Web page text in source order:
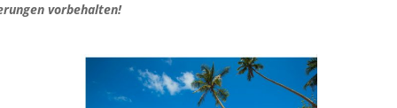
vorbehalten!